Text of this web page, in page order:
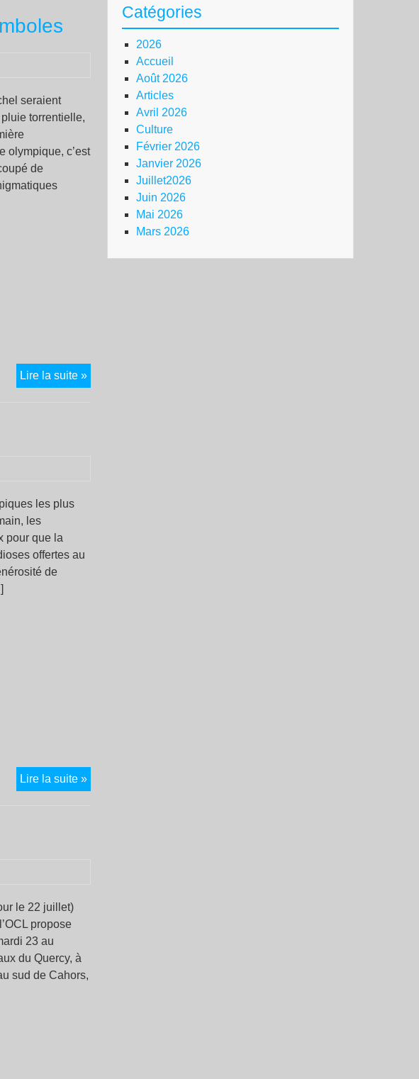
l’extrême
seraient
torrentielle,
olympique, c’est
de
Lire la suite »Cérémonie
olympique
les plus
les
pour que la
offertes au
de
Lire la suite »Bienvenue
à
le 22 juillet)
propose
23 au
du Quercy, à
sud de Cahors,
Catégories
2026
Accueil
Août 2026
Articles
Avril 2026
Culture
Février 2026
Janvier 2026
Juillet2026
Juin 2026
Mai 2026
Mars 2026